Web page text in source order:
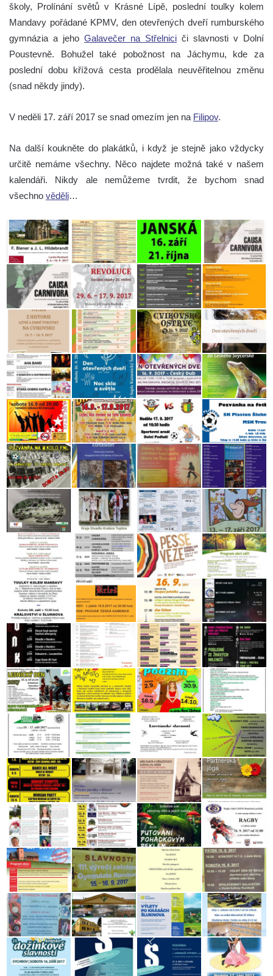
školy, Prolínání světů v Krásné Lípě, poslední toulky kolem
Mandavy pořádané KPMV, den otevřených dveří rumburského
gymnázia a jeho Galavečer na Střelnici či slavnosti v Dolní
Poustevně. Bohužel také pobožnost na Jáchymu, kde za
poslední dobu křížová cesta prodělala neuvěřitelnou změnu
(snad někdy jindy).
V neděli 17. září 2017 se snad omezím jen na Filipov.
Na další koukněte do plakátků, i když je stejně jako vždycky
určitě nemáme všechny. Něco najdete možná také v našem
kalendáři. Nikdy ale nemůžeme tvrdit, že bychom snad
všechno věděli…